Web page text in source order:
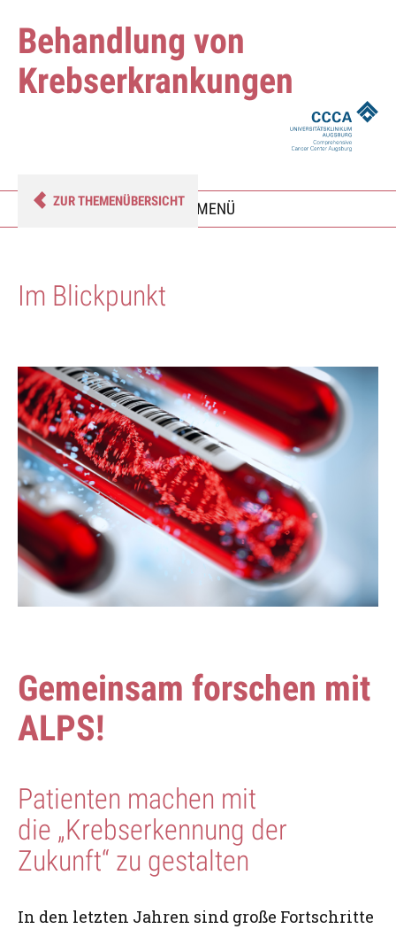
Behandlung von
Krebserkrankungen
MENÜ
ZUR THEMENÜBERSICHT
Im Blickpunkt
Gemeinsam forschen mit
ALPS!
Patienten machen mit
die „Krebserkennung der
Zukunft“ zu gestalten
In den letzten Jahren sind große Fortschritte